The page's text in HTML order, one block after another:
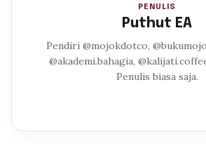
PENULIS
Puthut EA
Pendiri @mojokdotco,
@akademi.bahagia,
Penulis biasa saja.